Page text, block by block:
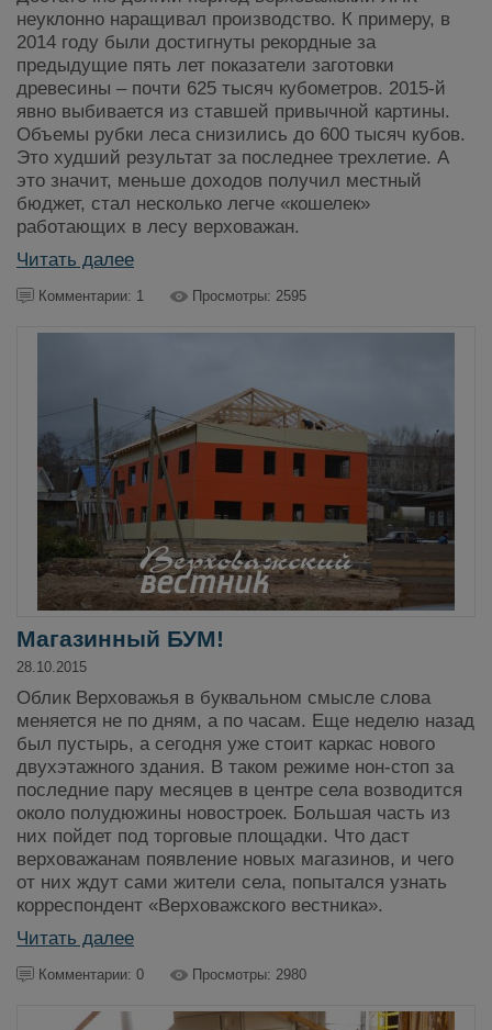
неуклонно наращивал производство. К примеру, в
2014 году были достигнуты рекордные за
предыдущие пять лет показатели заготовки
древесины – почти 625 тысяч кубометров. 2015-й
явно выбивается из ставшей привычной картины.
Объемы рубки леса снизились до 600 тысяч кубов.
Это худший результат за последнее трехлетие. А
это значит, меньше доходов получил местный
бюджет, стал несколько легче «кошелек»
работающих в лесу верховажан.
Читать далее
Комментарии: 1 Просмотры: 2595
Магазинный БУМ!
28.10.2015
Облик Верховажья в буквальном смысле слова
меняется не по дням, а по часам. Еще неделю назад
был пустырь, а сегодня уже стоит каркас нового
двухэтажного здания. В таком режиме нон-стоп за
последние пару месяцев в центре села возводится
около полудюжины новостроек. Большая часть из
них пойдет под торговые площадки. Что даст
верховажанам появление новых магазинов, и чего
от них ждут сами жители села, попытался узнать
корреспондент «Верховажского вестника».
Читать далее
Комментарии: 0 Просмотры: 2980